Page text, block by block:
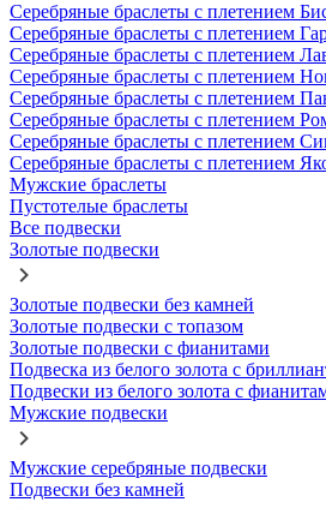
Серебряные браслеты с плетением
Серебряные браслеты с плетением
Серебряные браслеты с плетением
Серебряные браслеты с плетением
Серебряные браслеты с плетением
Серебряные браслеты с плетением
Серебряные браслеты с плетением
Серебряные браслеты с плетением
Мужские браслеты
Пустотелые браслеты
Все подвески
Золотые подвески
Золотые подвески без камней
Золотые подвески с топазом
Золотые подвески с фианитами
Подвеска из белого золота с
Подвески из белого золота с
Мужские подвески
Мужские серебряные подвески
Подвески без камней